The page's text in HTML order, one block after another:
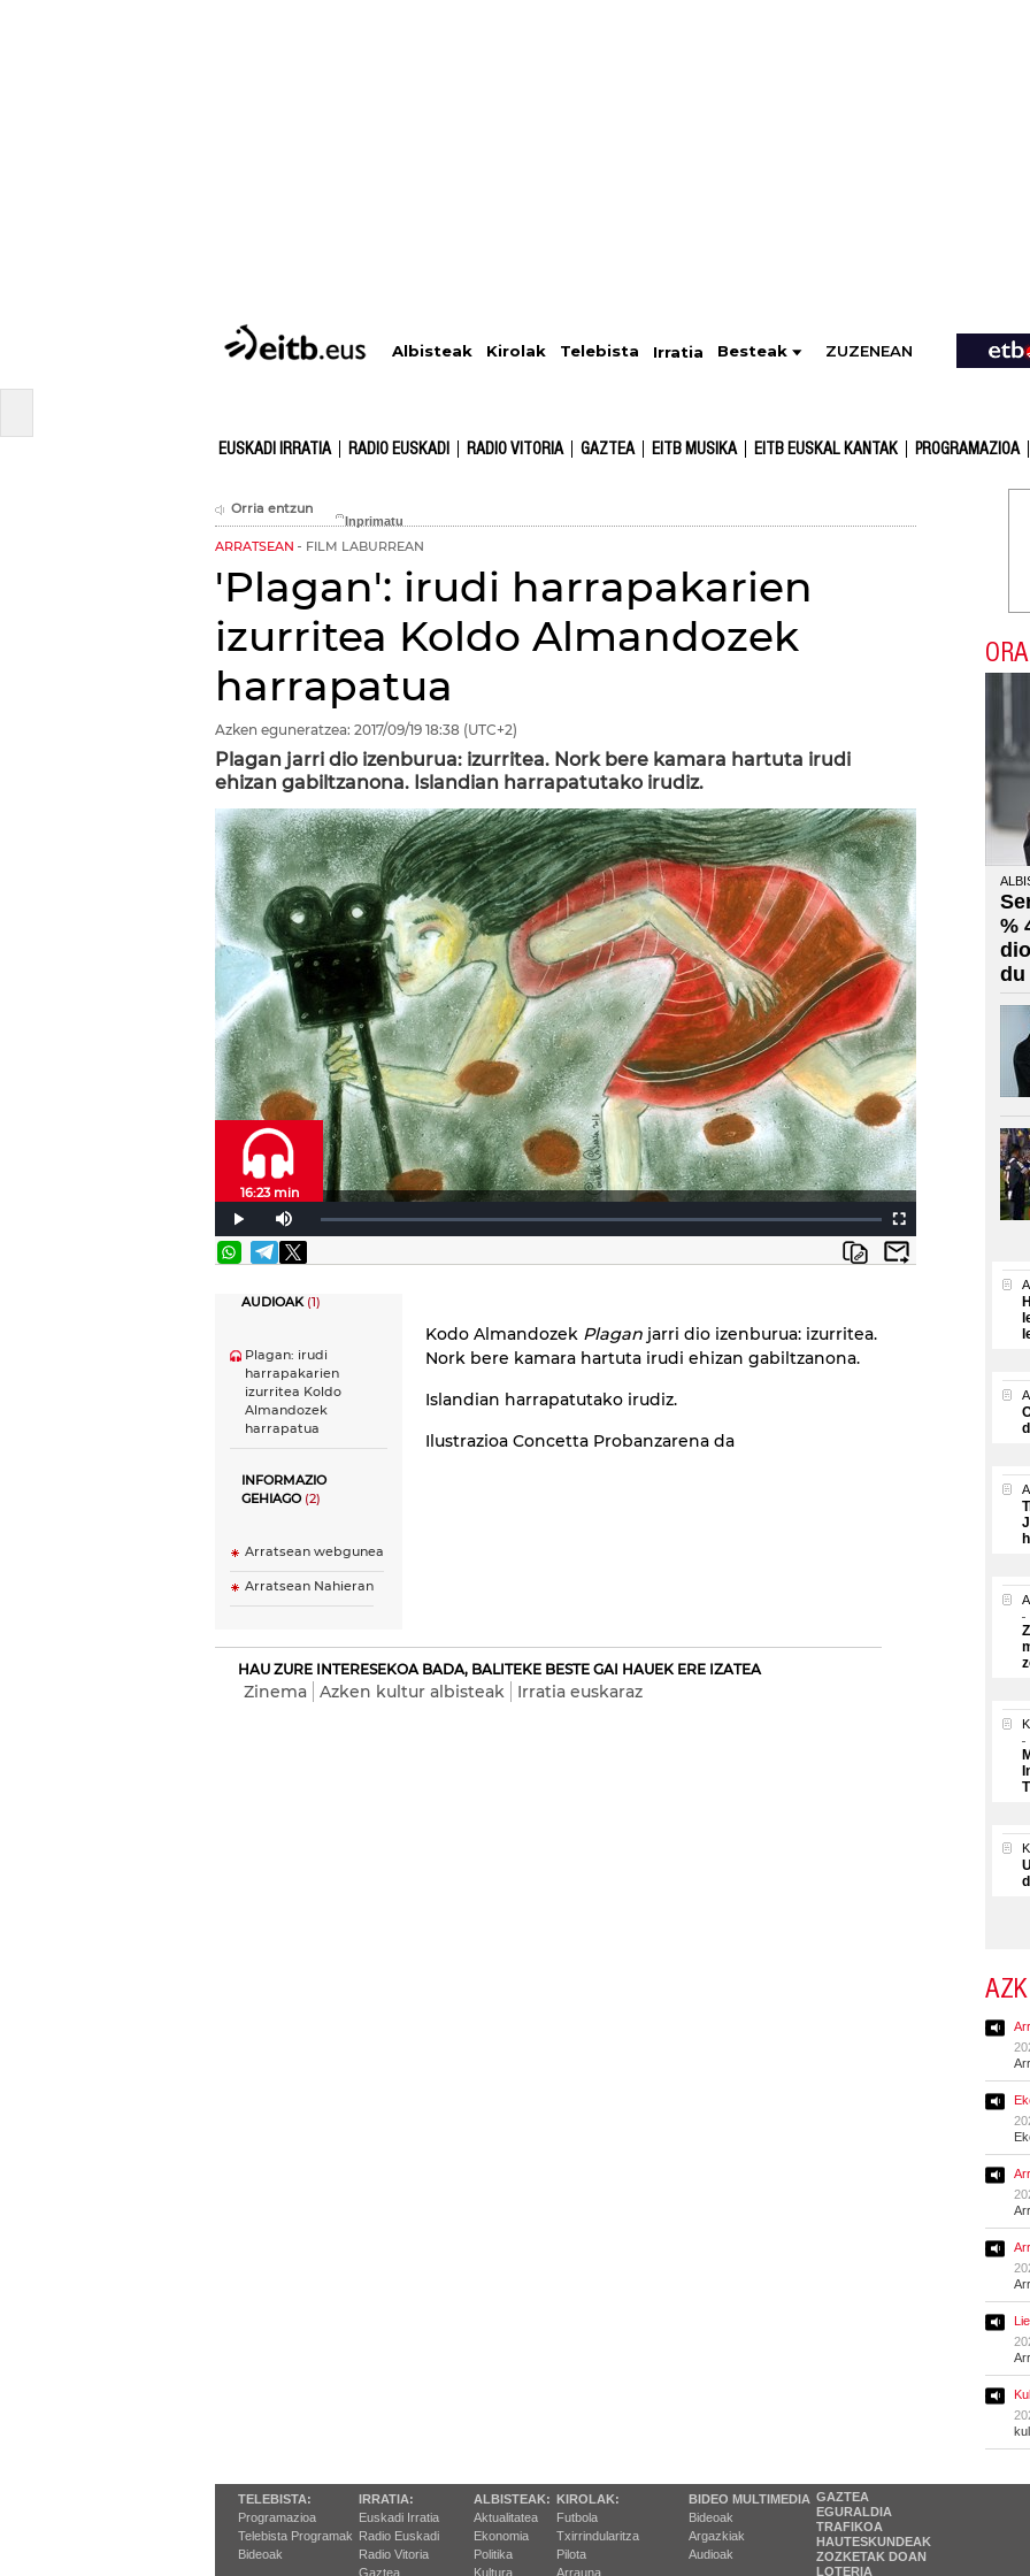
Albisteak Kirolak Telebista Irratia Besteak ZUZENEAN
EUSKADI IRRATIA RADIO EUSKADI RADIO VITORIA GAZTEA EITB MUSIKA EITB EUSKAL KANTAK PROGRAMAZIOA
Orria entzun
ARRATSEAN FILM LABURREAN
'Plagan': irudi harrapakarien
izurritea Koldo Almandozek
harrapatua
Azken eguneratzea: 2017/09/19 18:38 (UTC+2)
Plagan jarri dio izenburua: izurritea. Nork bere kamara hartuta irudi
ehizan gabiltzanona. Islandian harrapatutako irudiz.
16:23 min
AUDIOAK(1)
Plagan: irudi
harrapakarien
izurritea Koldo
Almandozek
harrapatua
INFORMAZIO
GEHIAGO(2)
Arratsean webgunea
Arratsean Nahieran
Kodo Almandozek Plagan jarri dio izenburua: izurritea.
Nork bere kamara hartuta irudi ehizan gabiltzanona.
Islandian harrapatutako irudiz.
Ilustrazioa Concetta Probanzarena da
HAU ZURE INTERESEKOA BADA, BALITEKE BESTE GAI HAUEK ERE IZATEA
Zinema Azken kultur albisteak Irratia euskaraz
%
du
TELEBISTA:
Programazioa
Telebista Programak
Bideoak
IRRATIA:
Euskadi Irratia
Radio Euskadi
Radio Vitoria
Gaztea
ALBISTEAK:
Aktualitatea
Ekonomia
Politika
Kultura
KIROLAK:
Futbola
Txirrindularitza
Pilota
Arrauna
BIDEO MULTIMEDIA
Bideoak
Argazkiak
Audioak
GAZTEA
EGURALDIA
TRAFIKOA
HAUTESKUNDEAK
ZOZKETAK DOAN
LOTERIA